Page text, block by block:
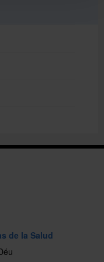
de la Salud